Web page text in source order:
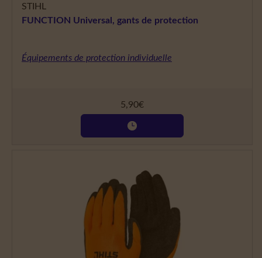
STIHL
FUNCTION Universal, gants de protection
Équipements de protection individuelle
5,90€